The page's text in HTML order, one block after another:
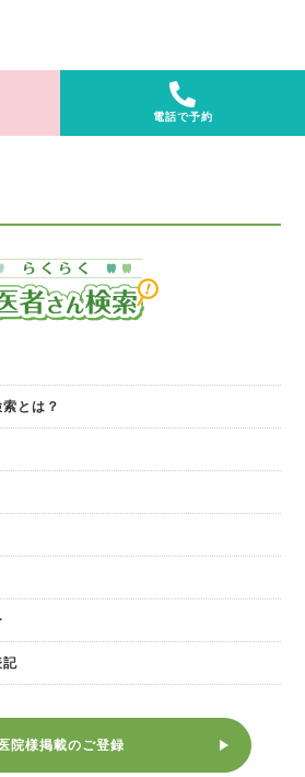
電話で予約
とは？
記
院様掲載のご登録